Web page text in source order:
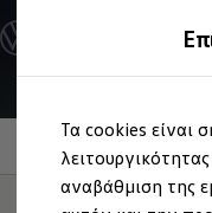
Τα cookies είναι
αναβάθμιση της
στο
περιεχόμενο
στο
footer
Ανακαλύψτε τα
Ηλεκτρικά &
Ηλεκτρικά
ID.3 Neo
Νέο ID.